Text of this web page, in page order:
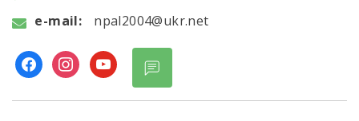
e-mail:
npal2004@ukr.net
facebookinstagram
youtube